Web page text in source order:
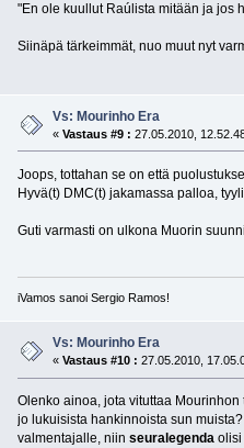
"En ole kuullut Raúlista mitään ja jos
Siinäpä tärkeimmät, nuo muut nyt
Vs: Mourinho Era
«Vastaus #9 : 27.05.2010,
Joops, tottahan se on että
Hyvä(t) DMC(t) jakamassa palloa,
Guti varmasti on ulkona Muorin
iVamos sanoi Sergio Ramos!
Vs: Mourinho Era
«Vastaus #10 : 27.05.2010,
Olenko ainoa, jota vituttaa
jo lukuisista hankinnoista sun
valmentajalle, niin seuralegendaolisi